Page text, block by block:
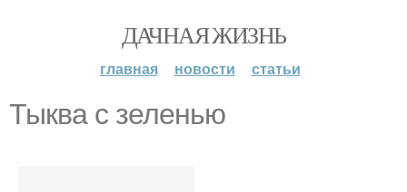
ДАЧНАЯ ЖИЗНЬ
главная новости статьи
Тыква с зеленью